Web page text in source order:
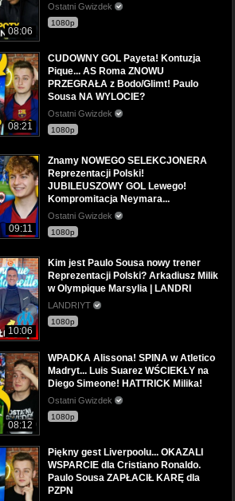
08:06
Ostatni Gwizdek
1080p
08:21
CUDOWNY GOL Payeta! Kontuzja
Pique... AS Roma ZNOWU
PRZEGRAŁA z Bodo/Glimt! Paulo
Sousa NA WYLOCIE?
Ostatni Gwizdek
1080p
09:11
Znamy NOWEGO SELEKCJONERA
Reprezentacji Polski!
JUBILEUSZOWY GOL Lewego!
Kompromitacja Neymara...
Ostatni Gwizdek
1080p
10:06
Kim jest Paulo Sousa nowy trener
Reprezentacji Polski? Arkadiusz Milik
w Olympique Marsylia | LANDRI
LANDRIYT
1080p
08:12
WPADKA Alissona! SPINA w Atletico
Madryt... Luis Suarez WŚCIEKŁY na
Diego Simeone! HATTRICK Milika!
Ostatni Gwizdek
1080p
Piękny gest Liverpoolu... OKAZALI
WSPARCIE dla Cristiano Ronaldo.
Paulo Sousa ZAPŁACIŁ KARĘ dla
PZPN